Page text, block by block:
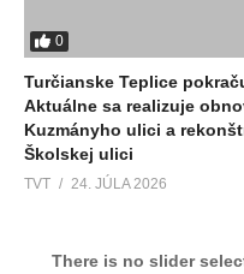
0
Turčianske Teplice
Aktuálne sa realizuje
Kuzmányho ulici a
Školskej ulici
TVT 24. JÚLA 2026
There is no slider